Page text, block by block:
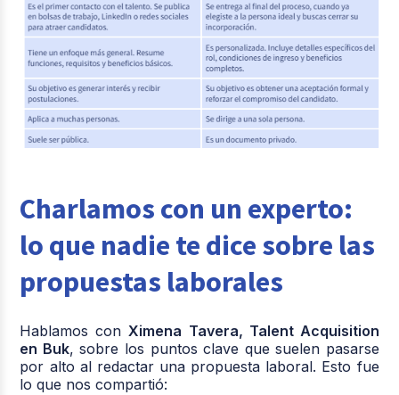
Charlamos con un experto:
lo que nadie te dice sobre las
propuestas laborales
Hablamos conXimena Tavera, Talent Acquisition
en Buk, sobre los puntos clave que suelen pasarse
por alto al redactar una propuesta laboral. Esto fue
lo que nos compartió: